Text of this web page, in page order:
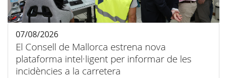
El Consell de Mallorca estrena nova
plataforma intel·ligent per informar de les
incidències a la carretera
07/08/2026